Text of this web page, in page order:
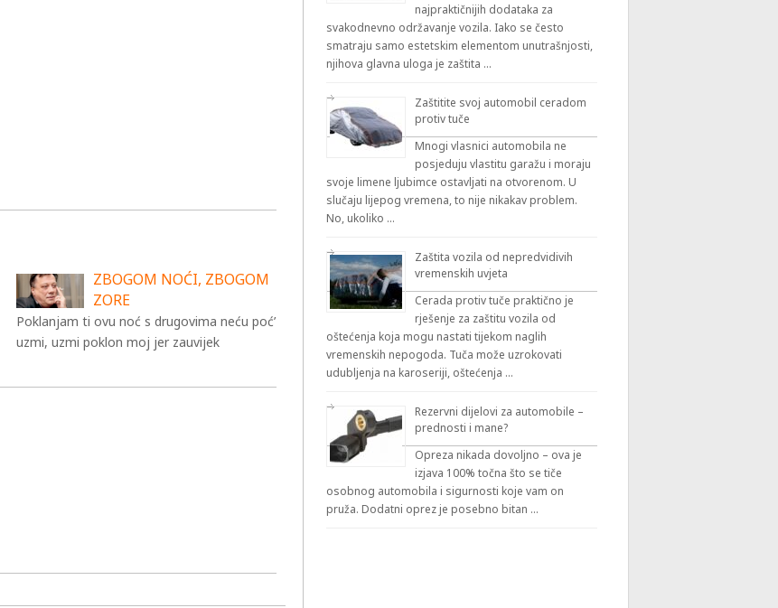
ZBOGOM NOĆI, ZBOGOM
ZORE
Poklanjam ti ovu noć s drugovima neću poć’
uzmi, uzmi poklon moj jer zauvijek
najpraktičnijih dodataka za
svakodnevno održavanje vozila. Iako se često
smatraju samo estetskim elementom unutrašnjosti,
njihova glavna uloga je zaštita …
Zaštitite svoj automobil ceradom
protiv tuče
Mnogi vlasnici automobila ne
posjeduju vlastitu garažu i moraju
svoje limene ljubimce ostavljati na otvorenom. U
slučaju lijepog vremena, to nije nikakav problem.
No, ukoliko …
Zaštita vozila od nepredvidivih
vremenskih uvjeta
Cerada protiv tuče praktično je
rješenje za zaštitu vozila od
oštećenja koja mogu nastati tijekom naglih
vremenskih nepogoda. Tuča može uzrokovati
udubljenja na karoseriji, oštećenja …
Rezervni dijelovi za automobile –
prednosti i mane?
Opreza nikada dovoljno – ova je
izjava 100% točna što se tiče
osobnog automobila i sigurnosti koje vam on
pruža. Dodatni oprez je posebno bitan …